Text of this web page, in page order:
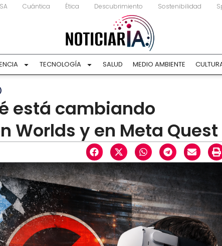
Cuántica Ética Descubrimiento Sostenibilidad
TECNOLOGÍA SALUD MEDIO AMBIENTE
está cambiando
Worlds y en Meta Quest